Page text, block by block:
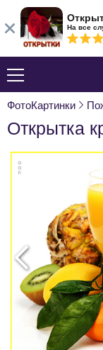
ФотоКартинки
Открытка
На все